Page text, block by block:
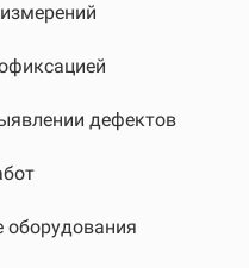
дефектов
оборудования